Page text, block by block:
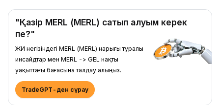
"Қазір MERL (MERL) сатып алуым керек
пе?"
ЖИ негізіндегі MERL (MERL) нарығы туралы
инсайдтар мен MERL -> GEL нақты
уақыттағы бағасына талдау алыңыз.
TradeGPT-ден сұрау